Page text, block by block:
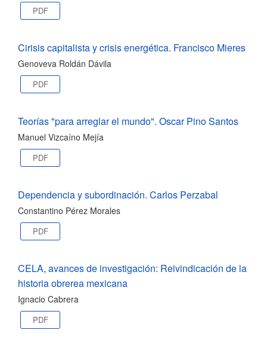
PDF
Cirisis capitalista y crisis energética. Francisco Mieres
Genoveva Roldán Dávila
PDF
Teorías "para arreglar el mundo". Oscar Pino Santos
Manuel Vizcaíno Mejía
PDF
Dependencia y subordinación. Carlos Perzabal
Constantino Pérez Morales
PDF
CELA, avances de investigación: Reivindicación de la
historia obrerea mexicana
Ignacio Cabrera
PDF